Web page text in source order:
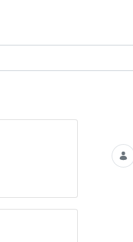
-
Ricerca